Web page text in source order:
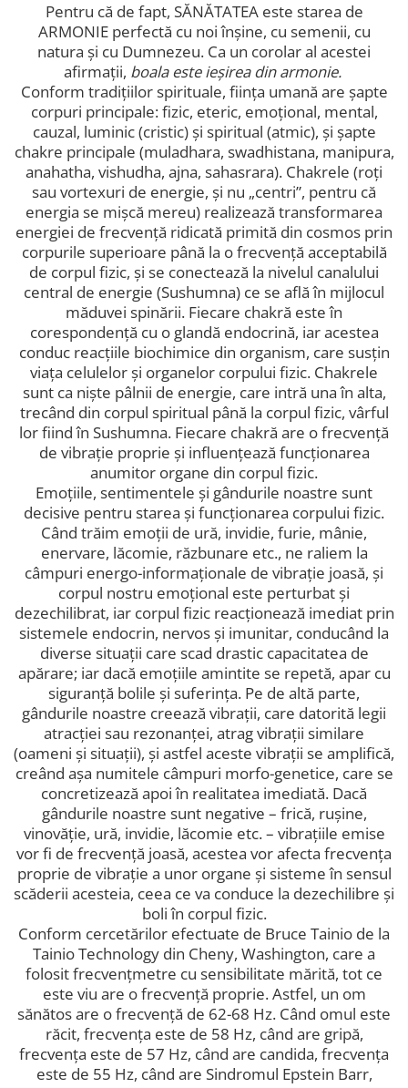
Pentru că de fapt, SĂNĂTATEA este starea de
ARMONIE perfectă cu noi înșine, cu semenii, cu
natura și cu Dumnezeu. Ca un corolar al acestei
afirmații, boala este ieșirea din armonie.
Conform tradițiilor spirituale, ființa umană are șapte
corpuri principale: fizic, eteric, emoțional, mental,
cauzal, luminic (cristic) și spiritual (atmic), și șapte
chakre principale (muladhara, swadhistana, manipura,
anahatha, vishudha, ajna, sahasrara). Chakrele (roți
sau vortexuri de energie, și nu „centri”, pentru că
energia se mișcă mereu) realizează transformarea
energiei de frecvență ridicată primită din cosmos prin
corpurile superioare până la o frecvență acceptabilă
de corpul fizic, și se conectează la nivelul canalului
central de energie (Sushumna) ce se află în mijlocul
măduvei spinării. Fiecare chakră este în
corespondență cu o glandă endocrină, iar acestea
conduc reacțiile biochimice din organism, care susțin
viața celulelor și organelor corpului fizic. Chakrele
sunt ca niște pâlnii de energie, care intră una în alta,
trecând din corpul spiritual până la corpul fizic, vârful
lor fiind în Sushumna. Fiecare chakră are o frecvență
de vibrație proprie și influențează funcționarea
anumitor organe din corpul fizic.
Emoțiile, sentimentele și gândurile noastre sunt
decisive pentru starea și funcționarea corpului fizic.
Când trăim emoții de ură, invidie, furie, mânie,
enervare, lăcomie, răzbunare etc., ne raliem la
câmpuri energo-informaționale de vibrație joasă, și
corpul nostru emoțional este perturbat și
dezechilibrat, iar corpul fizic reacționează imediat prin
sistemele endocrin, nervos și imunitar, conducând la
diverse situații care scad drastic capacitatea de
apărare; iar dacă emoțiile amintite se repetă, apar cu
siguranță bolile și suferința. Pe de altă parte,
gândurile noastre creează vibrații, care datorită legii
atracției sau rezonanței, atrag vibrații similare
(oameni și situații), și astfel aceste vibrații se amplifică,
creând așa numitele câmpuri morfo-genetice, care se
concretizează apoi în realitatea imediată. Dacă
gândurile noastre sunt negative – frică, rușine,
vinovăție, ură, invidie, lăcomie etc. – vibrațiile emise
vor fi de frecvență joasă, acestea vor afecta frecvența
proprie de vibrație a unor organe și sisteme în sensul
scăderii acesteia, ceea ce va conduce la dezechilibre și
boli în corpul fizic.
Conform cercetărilor efectuate de Bruce Tainio de la
Tainio Technology din Cheny, Washington, care a
folosit frecvențmetre cu sensibilitate mărită, tot ce
este viu are o frecvență proprie. Astfel, un om
sănătos are o frecvență de 62-68 Hz. Când omul este
răcit, frecvența este de 58 Hz, când are gripă,
frecvența este de 57 Hz, când are candida, frecvența
este de 55 Hz, când are Sindromul Epstein Barr,